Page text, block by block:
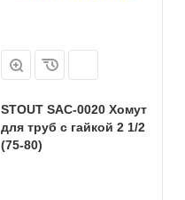
STOUT SAC-0020 Хомут
для труб с гайкой 2 1/2
(75-80)